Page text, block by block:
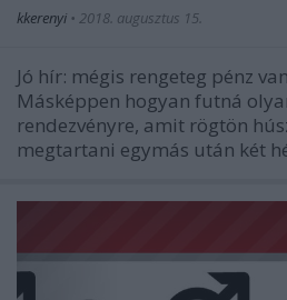
kkerenyi • 2018. augusztus 15.
Jó hír: mégis rengeteg pénz
Másképpen hogyan futná
rendezvényre, amit rögtön
megtartani egymás után két